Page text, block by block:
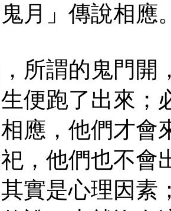
月」傳說相應
謂的鬼門開
便跑了出來；
應，他們才會
，他們也不會
實是心理因素